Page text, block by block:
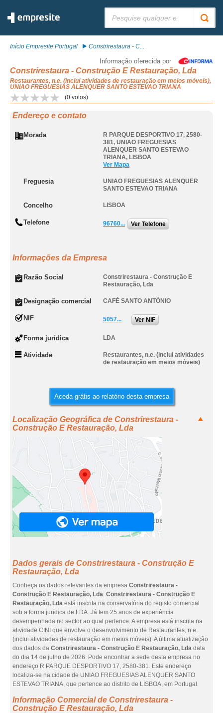
Início Empresite Portugal Constrirestaura - C...
Informação oferecida por
Constrirestaura - Construção E Restauração, Lda
Restaurantes, n.e. (inclui atividades de restauração em meios móveis),
UNIAO FREGUESIAS ALENQUER SANTO ESTEVAO TRIANA
(0 votos)
Endereço e contato
Morada
R PARQUE DESPORTIVO 17, 2580-
381, UNIAO FREGUESIAS
ALENQUER SANTO ESTEVAO
TRIANA, LISBOA
Ver Mapa
Freguesia
UNIAO FREGUESIAS ALENQUER
SANTO ESTEVAO TRIANA
Concelho LISBOA
Telefone 96760... Ver Telefone
Informações da Empresa
Razão Social
Constrirestaura - Construção E
Restauração, Lda
Designação comercial CAFÉ SANTO ANTÓNIO
NIF 5057... Ver NIF
Forma jurídica LDA
Atividade
Restaurantes, n.e. (inclui atividades
de restauração em meios móveis)
Aceda grátis ao relatório desta empresa
Localização Geográfica de Constrirestaura -
Construção E Restauração, Lda
Dados gerais de Constrirestaura - Construção E
Restauração, Lda
Conheça os dados relevantes da empresa Constrirestaura -
Construção E Restauração, Lda. Constrirestaura - Construção E
Restauração, Lda está inscrita na conservatória do registo comercial
sob a forma jurídica de LDA. Já tem 25 anos de experiência
desempenhada no sector ao qual pertence. A empresa está inscrita na
atividade CINI que envolve o desenvolvimento de Restaurantes, n.e.
(inclui atividades de restauração em meios móveis). A última atualização
dos dados da Constrirestaura - Construção E Restauração, Lda data
do dia 14 de julho de 2026. Pode encontrar a sede desta empresa no
endereço R PARQUE DESPORTIVO 17, 2580-381. Este endereço
localiza-se na cidade de UNIAO FREGUESIAS ALENQUER SANTO
ESTEVAO TRIANA, que pertence ao distrito de LISBOA, em Portugal.
Informação Comercial de Constrirestaura -
Construção E Restauração, Lda